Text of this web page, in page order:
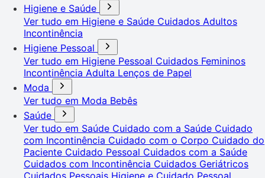
Higiene e Saúde
Ver tudo em Higiene e Saúde Cuidados Adultos
Incontinência
Higiene Pessoal
Ver tudo em Higiene Pessoal Cuidados Femininos
Incontinência Adulta Lenços de Papel
Moda
Ver tudo em Moda Bebês
Saúde
Ver tudo em Saúde Cuidado com a Saúde Cuidado
com Incontinência Cuidado com o Corpo Cuidado do
Paciente Cuidado Pessoal Cuidados com a Saúde
Cuidados com Incontinência Cuidados Geriátricos
Cuidados Pessoais Higiene e Cuidado Pessoal